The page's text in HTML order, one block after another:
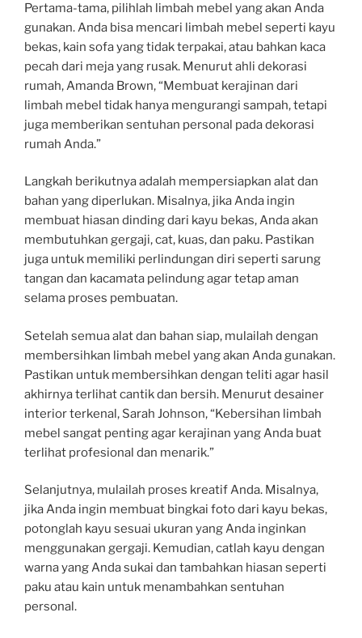
Pertama-tama, pilihlah limbah mebel yang akan Anda
gunakan. Anda bisa mencari limbah mebel seperti kayu
bekas, kain sofa yang tidak terpakai, atau bahkan kaca
pecah dari meja yang rusak. Menurut ahli dekorasi
rumah, Amanda Brown, “Membuat kerajinan dari
limbah mebel tidak hanya mengurangi sampah, tetapi
juga memberikan sentuhan personal pada dekorasi
rumah Anda.”
Langkah berikutnya adalah mempersiapkan alat dan
bahan yang diperlukan. Misalnya, jika Anda ingin
membuat hiasan dinding dari kayu bekas, Anda akan
membutuhkan gergaji, cat, kuas, dan paku. Pastikan
juga untuk memiliki perlindungan diri seperti sarung
tangan dan kacamata pelindung agar tetap aman
selama proses pembuatan.
Setelah semua alat dan bahan siap, mulailah dengan
membersihkan limbah mebel yang akan Anda gunakan.
Pastikan untuk membersihkan dengan teliti agar hasil
akhirnya terlihat cantik dan bersih. Menurut desainer
interior terkenal, Sarah Johnson, “Kebersihan limbah
mebel sangat penting agar kerajinan yang Anda buat
terlihat profesional dan menarik.”
Selanjutnya, mulailah proses kreatif Anda. Misalnya,
jika Anda ingin membuat bingkai foto dari kayu bekas,
potonglah kayu sesuai ukuran yang Anda inginkan
menggunakan gergaji. Kemudian, catlah kayu dengan
warna yang Anda sukai dan tambahkan hiasan seperti
paku atau kain untuk menambahkan sentuhan
personal.